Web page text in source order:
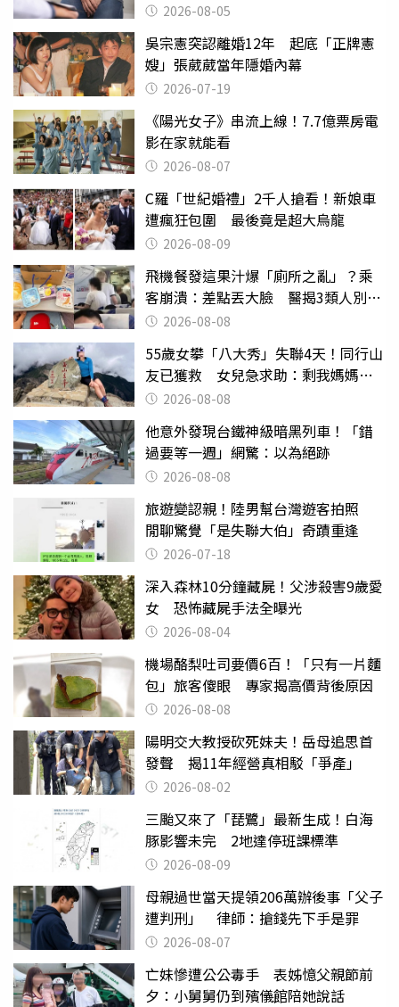
2026-08-05
吳宗憲突認離婚12年 起底「正牌憲
嫂」張葳葳當年隱婚內幕
2026-07-19
《陽光女子》串流上線！7.7億票房電
影在家就能看
2026-08-07
C羅「世紀婚禮」2千人搶看！新娘車
遭瘋狂包圍 最後竟是超大烏龍
2026-08-09
飛機餐發這果汁爆「廁所之亂」？乘
客崩潰：差點丟大臉 醫揭3類人別亂
喝 2026-08-08
55歲女攀「八大秀」失聯4天！同行山
友已獲救 女兒急求助：剩我媽媽還
沒找到
2026-08-08
他意外發現台鐵神級暗黑列車！「錯
過要等一週」網驚：以為絕跡
2026-08-08
旅遊變認親！陸男幫台灣遊客拍照
閒聊驚覺「是失聯大伯」奇蹟重逢
2026-07-18
深入森林10分鐘藏屍！父涉殺害9歲愛
女 恐怖藏屍手法全曝光
2026-08-04
機場酪梨吐司要價6百！「只有一片麵
包」旅客傻眼 專家揭高價背後原因
2026-08-08
陽明交大教授砍死妹夫！岳母追思首
發聲 揭11年經營真相駁「爭產」
2026-08-02
三颱又來了「琵鷺」最新生成！白海
豚影響未完 2地達停班課標準
2026-08-09
母親過世當天提領206萬辦後事「父子
遭判刑」 律師：搶錢先下手是罪
2026-08-07
亡妹慘遭公公毒手 表姊憶父親節前
夕：小舅舅仍到殯儀館陪她說話